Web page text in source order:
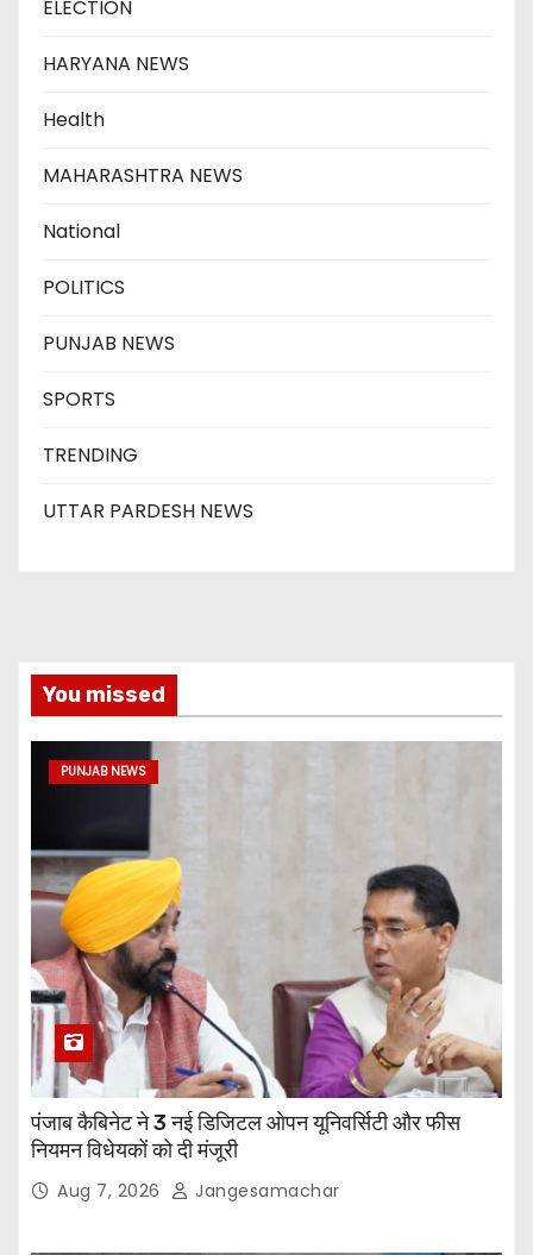
ELECTION
HARYANA NEWS
Health
MAHARASHTRA NEWS
National
POLITICS
PUNJAB NEWS
SPORTS
TRENDING
UTTAR PARDESH NEWS
You missed
PUNJAB NEWS
पंजाब कैबिनेट ने 3 नई डिजिटल ओपन यूनिवर्सिटी और फीस
नियमन विधेयकों को दी मंजूरी
Aug 7, 2026 Jangesamachar